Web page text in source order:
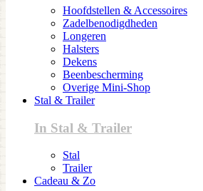
Hoofdstellen & Accessoires
Zadelbenodigdheden
Longeren
Halsters
Dekens
Beenbescherming
Overige Mini-Shop
Stal & Trailer
In Stal & Trailer
Stal
Trailer
Cadeau & Zo